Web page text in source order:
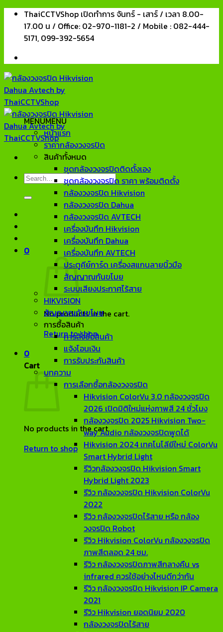
Skip
content
ThaiCCTVShop เปิดทำการ จันทร์ - เสาร์ / เวลา 8.00-
17.00 น / Office: 02-970-1181-2 / Mobile : 082-444-
5171, 099-392-5654
Search
0
No products in the cart.
Return to shop
0
Cart
No products in the cart.
Return to shop
MENUMENU
หน้าแรก
ราคากล้องวงจรปิด
สินค้าทั้งหมด
ชุดกล้องวงจรปิดติดตั้งเอง
ชุดกล้องวงจรปิด ราคา พร้อมติดตั้ง
กล้องวงจรปิด Hikvision
กล้องวงจรปิด Dahua
กล้องวงจรปิด AVTECH
เครื่องบันทึก Hikvision
เครื่องบันทึก Dahua
เครื่องบันทึก AVTECH
ประตูคีย์การ์ด เครื่องสแกนลายนิ้วมือ
สัญญาณกันขโมย
ระบบเสียงประกาศไร้สาย
HIKVISION
สัญญาณกันขโมย
การซื้อสินค้า
การสั่งซื้อสินค้า
แจ้งโอนเงิน
การรับประกันสินค้า
บทความ
การเลือกซื้อกล้องวงจรปิด
Hikvision ColorVu 3.0 กล้องวงจรปิด
2026 เปิดมิติใหม่แห่งภาพสี 24 ชั่วโมง
กล้องวงจรปิด 2025 Hikvision Two-
way Audio กล้องวงจรปิดพูดได้
Hikvision 2024 เทคโนโลียีใหม่ ColorVu
Smart Hybrid Light
รีวิวกล้องวงจรปิด Hikvision Smart
Hybrid Light 2023
รีวิว กล้องวงจรปิด Hikvision ColorVu
2022
รีวิว กล้องวงจรปิดไร้สาย หรือ กล้อง
วงจรปิด Robot
รีวิว Hikvision ColorVu กล้องวงจรปิด
ภาพสีตลอด 24 ชม.
รีวิว กล้องวงจรปิดภาพสีกลางคืน vs
infrared ควรใช้อย่างไหนดีกว่ากัน
รีวิว กล้องวงจรปิด Hikvision IP Camera
2021
รีวิว Hikvision ยอดนิยม 2020
กล้องวงจรปิดไร้สาย